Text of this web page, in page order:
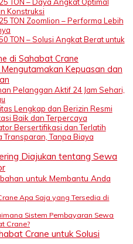
Konstruksi
TON Zoomlion – Performa Lebih
TON – Solusi Angkat Berat untuk
di Sahabat Crane
Kepuasan dan
Pelanggan Aktif 24 Jam Sehari,
Lengkap dan Berizin Resmi
Baik dan Terpercaya
Bersertifikasi dan Terlatih
Transparan, Tanpa Biaya
Diajukan tentang Sewa
untuk Membantu Anda
Apa Saja yang Tersedia di
Sistem Pembayaran Sewa
Crane?
Crane untuk Solusi